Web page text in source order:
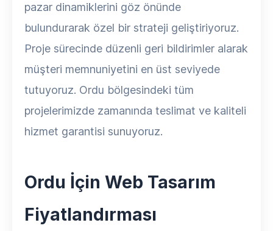
pazar dinamiklerini göz önünde
bulundurarak özel bir strateji geliştiriyoruz.
Proje sürecinde düzenli geri bildirimler alarak
müşteri memnuniyetini en üst seviyede
tutuyoruz. Ordu bölgesindeki tüm
projelerimizde zamanında teslimat ve kaliteli
hizmet garantisi sunuyoruz.
Ordu İçin Web Tasarım
Fiyatlandırması